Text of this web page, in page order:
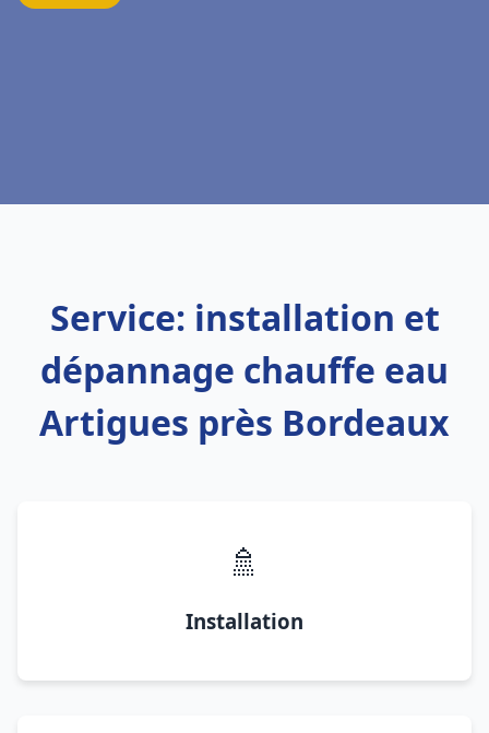
Service: installation et
dépannage chauffe eau
Artigues près Bordeaux
🚿
Installation